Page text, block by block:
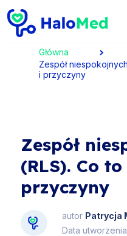
Główna
Zespół
i przyczyny
Zespół
(RLS). Co
przyczyny
autor Patrycja
Data